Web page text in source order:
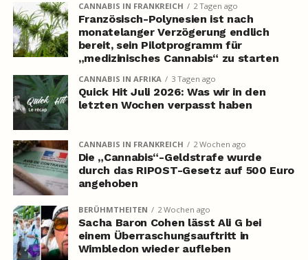
CANNABIS IN FRANKREICH 2 Tagen ago
Französisch-Polynesien ist nach
monatelanger Verzögerung endlich
bereit, sein Pilotprogramm für
„medizinisches Cannabis“ zu starten
CANNABIS IN AFRIKA 3 Tagen ago
Quick Hit Juli 2026: Was wir in den
letzten Wochen verpasst haben
CANNABIS IN FRANKREICH 2 Wochen ago
Die „Cannabis“-Geldstrafe wurde
durch das RIPOST-Gesetz auf 500 Euro
angehoben
BERÜHMTHEITEN 2 Wochen ago
Sacha Baron Cohen lässt Ali G bei
einem Überraschungsauftritt in
Wimbledon wieder aufleben